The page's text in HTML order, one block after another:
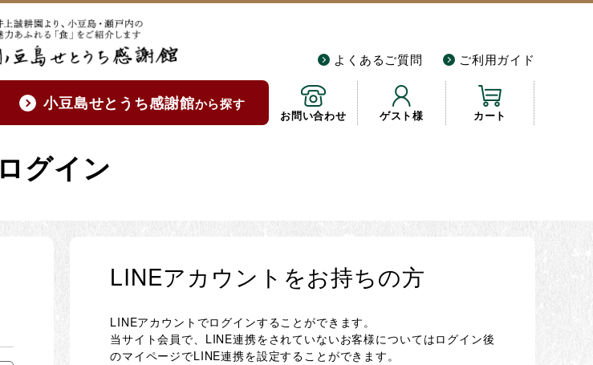
よくあるご質問 ご利用ガイド
小豆島せとうち感謝館から探す
お問い合わせ ゲスト様 カート
ログイン
LINEアカウントをお持ちの方
LINEアカウントでログインすることができます。
当サイト会員で、LINE連携をされていないお客様についてはログイン後
のマイページでLINE連携を設定することができます。